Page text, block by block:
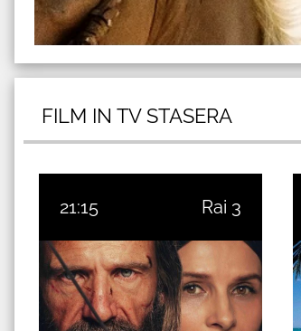
FILM IN TV STASERA
21:15 Rai 3